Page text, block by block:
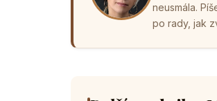
neusmála.
po rady, jak